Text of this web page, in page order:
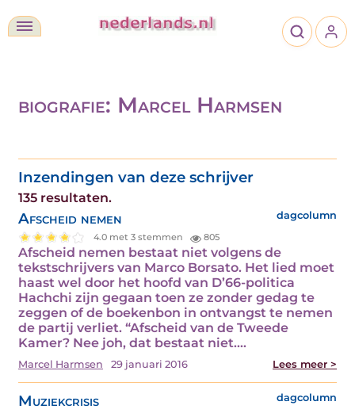
biografie: Marcel Harmsen
Inzendingen van deze schrijver
135 resultaten.
Afscheid nemen dagcolumn
4.0 met 3 stemmen 805
Afscheid nemen bestaat niet volgens de
tekstschrijvers van Marco Borsato. Het lied moet
haast wel door het hoofd van D’66-politica
Hachchi zijn gegaan toen ze zonder gedag te
zeggen of de boekenbon in ontvangst te nemen
de partij verliet. “Afscheid van de Tweede
Kamer? Nee joh, dat bestaat niet....
Marcel Harmsen 29 januari 2016 Lees meer >
Muziekcrisis dagcolumn